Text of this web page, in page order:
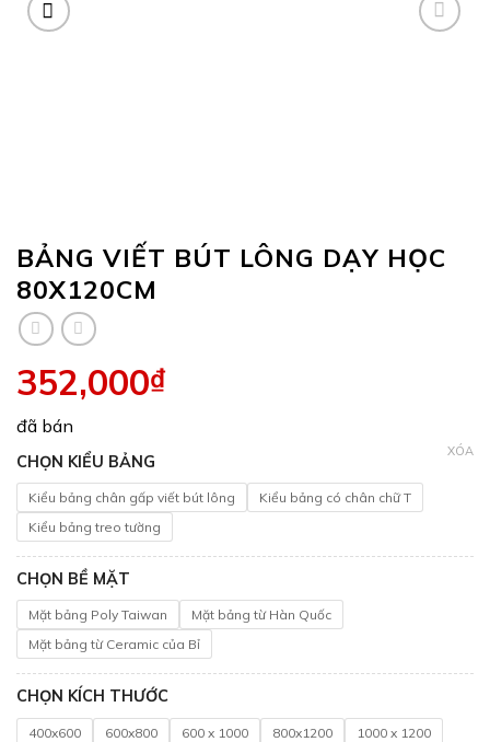
BẢNG VIẾT BÚT LÔNG DẠY HỌC
80X120CM
352,000₫
đã bán
CHỌN KIỂU BẢNG
Kiểu bảng chân gấp viết bút lông
Kiểu bảng có chân chữ T
Kiểu bảng treo tường
CHỌN BỀ MẶT
Mặt bảng Poly Taiwan
Mặt bảng từ Hàn Quốc
Mặt bảng từ Ceramic của Bỉ
CHỌN KÍCH THƯỚC
400x600 600x800 600 x 1000 800x1200
1000 x 1200
XÓA